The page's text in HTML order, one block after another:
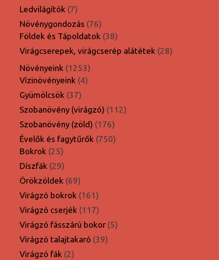
termék
Ledvilágítók 77
termék
Növénygondozás 7676
termék
Földek és Tápoldatok 3838
termék
Virágcserepek, virágcserép alátétek 2828
Növényeink 12531253
termék
Vízinövényeink 44
Gyümölcsök 3737
termék
Szobanövény (virágzó) 112112
Szobanövény (zöld) 176176
termék
Évelők és fagytűrők 750750
Bokrok 2525
termék
Díszfák 2929
termék
Örökzöldek 6969
termék
Virágzó bokrok 161161
termék
Virágzó cserjék 117117
termék
Virágzó fásszárú bokor 55
Virágzó talajtakaró 3939
Virágzó fák 22